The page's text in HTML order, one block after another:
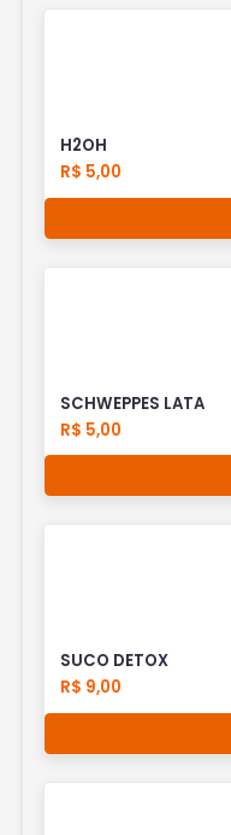
H2OH
R$ 5,00
SCHWEPPES LATA
R$ 5,00
SUCO DETOX
R$ 9,00